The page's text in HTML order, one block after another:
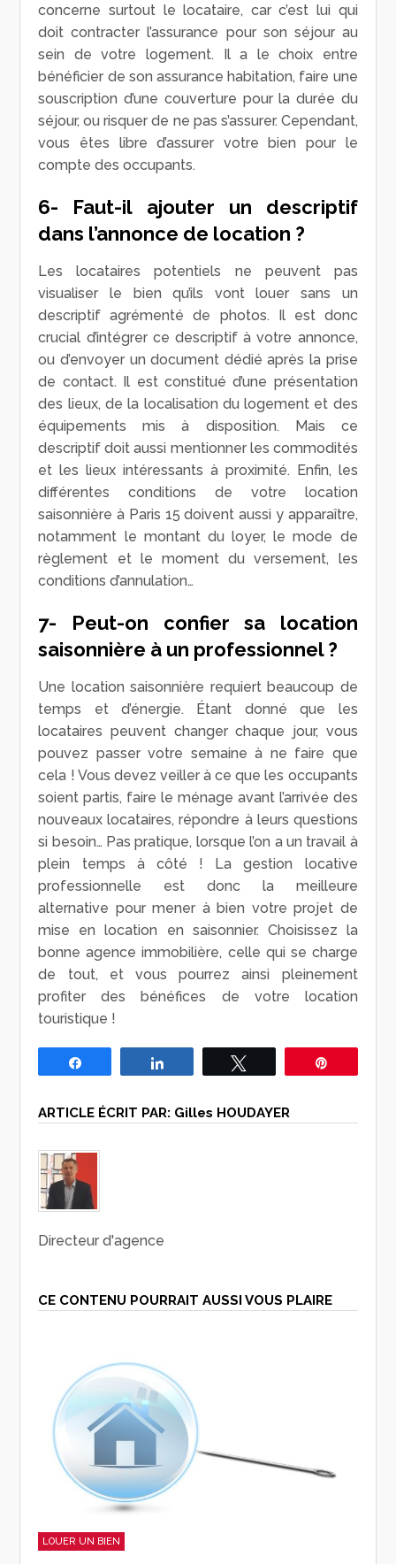
concerne surtout le locataire, car c’est lui qui
doit contracter l’assurance pour son séjour au
sein de votre logement. Il a le choix entre
bénéficier de son assurance habitation, faire une
souscription d’une couverture pour la durée du
séjour, ou risquer de ne pas s’assurer. Cependant,
vous êtes libre d’assurer votre bien pour le
compte des occupants.
6- Faut-il ajouter un descriptif
dans l’annonce de location ?
Les locataires potentiels ne peuvent pas
visualiser le bien qu’ils vont louer sans un
descriptif agrémenté de photos. Il est donc
crucial d’intégrer ce descriptif à votre annonce,
ou d’envoyer un document dédié après la prise
de contact. Il est constitué d’une présentation
des lieux, de la localisation du logement et des
équipements mis à disposition. Mais ce
descriptif doit aussi mentionner les commodités
et les lieux intéressants à proximité. Enfin, les
différentes conditions de votre location
saisonnière à Paris 15 doivent aussi y apparaître,
notamment le montant du loyer, le mode de
règlement et le moment du versement, les
conditions d’annulation…
7- Peut-on confier sa location
saisonnière à un professionnel ?
Une location saisonnière requiert beaucoup de
temps et d’énergie. Étant donné que les
locataires peuvent changer chaque jour, vous
pouvez passer votre semaine à ne faire que
cela ! Vous devez veiller à ce que les occupants
soient partis, faire le ménage avant l’arrivée des
nouveaux locataires, répondre à leurs questions
si besoin… Pas pratique, lorsque l’on a un travail à
plein temps à côté ! La gestion locative
professionnelle est donc la meilleure
alternative pour mener à bien votre projet de
mise en location en saisonnier. Choisissez la
bonne agence immobilière, celle qui se charge
de tout, et vous pourrez ainsi pleinement
profiter des bénéfices de votre location
touristique !
ARTICLE ÉCRIT PAR: Gilles HOUDAYER
Directeur d'agence
CE CONTENU POURRAIT AUSSI VOUS PLAIRE
LOUER UN BIEN